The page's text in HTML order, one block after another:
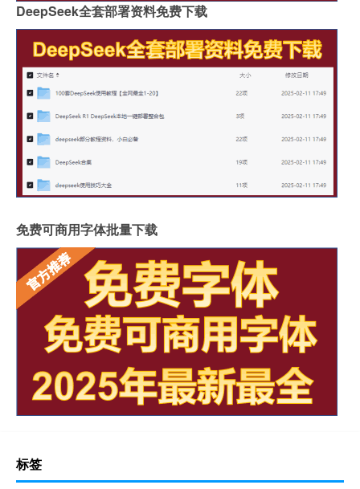
DeepSeek全套部署资料免费下载
免费可商用字体批量下载
标签